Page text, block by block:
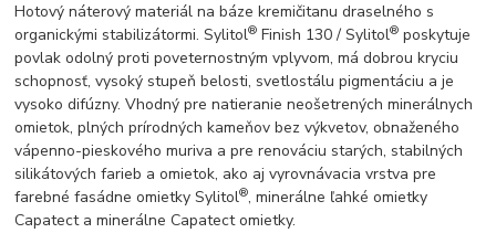
Hotový náterový materiál na báze kremičitanu draselného s
organickými stabilizátormi. Sylitol® Finish 130 / Sylitol® poskytuje
povlak odolný proti poveternostným vplyvom, má dobrou kryciu
schopnosť, vysoký stupeň belosti, svetlostálu pigmentáciu a je
vysoko difúzny. Vhodný pre natieranie neošetrených minerálnych
omietok, plných prírodných kameňov bez výkvetov, obnaženého
vápenno-pieskového muriva a pre renováciu starých, stabilných
silikátových farieb a omietok, ako aj vyrovnávacia vrstva pre
farebné fasádne omietky Sylitol®, minerálne ľahké omietky
Capatect a minerálne Capatect omietky.